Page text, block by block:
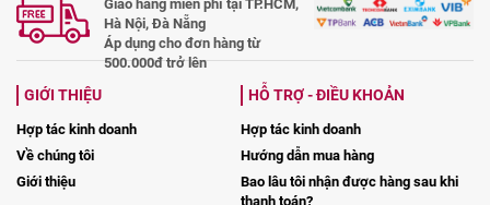
Giao hàng miễn phí tại TP.HCM,
Hà Nội, Đà Nẵng
Áp dụng cho đơn hàng từ
500.000đ trở lên
GIỚI THIỆU
Hợp tác kinh doanh
Về chúng tôi
Giới thiệu
HỖ TRỢ - ĐIỀU KHOẢN
Hợp tác kinh doanh
Hướng dẫn mua hàng
Bao lâu tôi nhận được hàng sau khi
thanh toán?